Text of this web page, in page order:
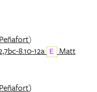
)
8.10-12a E Matt
)